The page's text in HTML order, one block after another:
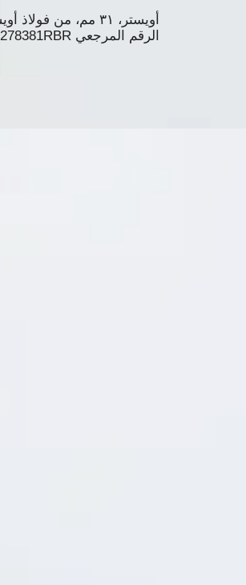
أويستر، ٣١ مم، من فولاذ أويستر ستيل وذهب إيفروز والألماس
الرقم المرجعي 278381RBR